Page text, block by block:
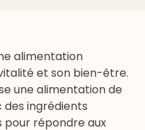
alimentation
et son bien-être.
une alimentation de
ingrédients
pour répondre aux